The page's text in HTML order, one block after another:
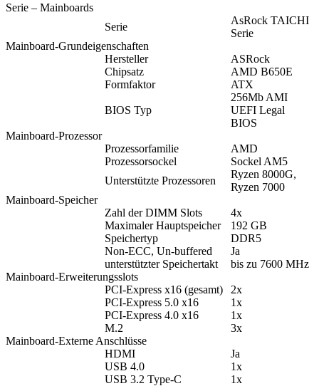
Serie – Mainboards
Serie
AsRock TAICHI
Serie
Mainboard-Grundeigenschaften
Hersteller
ASRock
Chipsatz
AMD B650E
Formfaktor
ATX
BIOS Typ
256Mb AMI
UEFI Legal
BIOS
Mainboard-Prozessor
Prozessorfamilie
AMD
Prozessorsockel
Sockel AM5
Unterstützte Prozessoren
Ryzen 8000G,
Ryzen 7000
Mainboard-Speicher
Zahl der DIMM Slots
4x
Maximaler Hauptspeicher
192 GB
Speichertyp
DDR5
Non-ECC, Un-buffered
Ja
unterstützter Speichertakt
bis zu 7600 MHz
Mainboard-Erweiterungsslots
PCI-Express x16 (gesamt)
2x
PCI-Express 5.0 x16
1x
PCI-Express 4.0 x16
1x
M.2
3x
Mainboard-Externe Anschlüsse
HDMI
Ja
USB 4.0
1x
USB 3.2 Type-C
1x